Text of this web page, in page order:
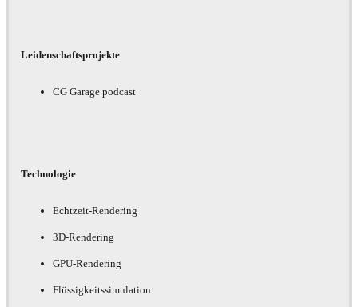
Leidenschaftsprojekte
CG Garage podcast
Technologie
Echtzeit-Rendering
3D-Rendering
GPU-Rendering
Flüssigkeitssimulation